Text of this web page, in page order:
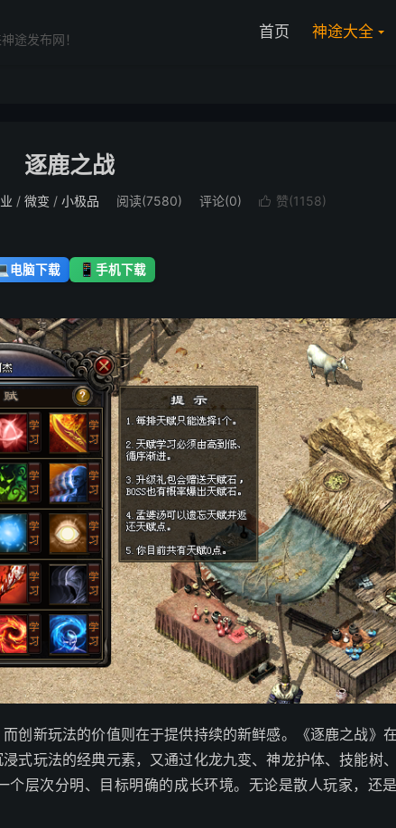
途发布网！
首页 神途大全
逐鹿之战
/ 微变 / 小极品 阅读(7580) 评论(0)  赞(1158)
电脑下载 📱 手机下载
创新玩法的价值则在于提供持续的新鲜感。《逐鹿之战》
式玩法的经典元素，又通过化龙九变、神龙护体、技能树
个层次分明、目标明确的成长环境。无论是散人玩家，还